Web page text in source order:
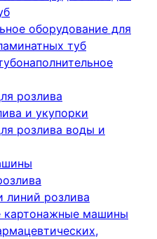
оборудование для
туб
розлива
и укупорки
розлива воды и
розлива
картонажные машины